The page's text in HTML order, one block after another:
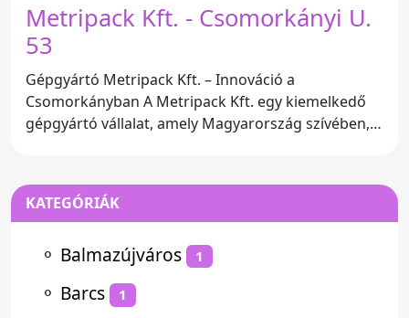
Metripack Kft. - Csomorkányi U.
53
Gépgyártó Metripack Kft. – Innováció a
Csomorkányban A Metripack Kft. egy kiemelkedő
gépgyártó vállalat, amely Magyarország szívében,
KATEGÓRIÁK
⚬ Balmazújváros 1
⚬ Barcs 1